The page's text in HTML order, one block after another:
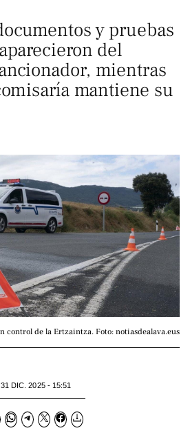
y pruebas
del
mientras
mantiene su
control de la Ertzaintza. Foto: notiasdealava.eus
31 DIC. 2025 - 15:51